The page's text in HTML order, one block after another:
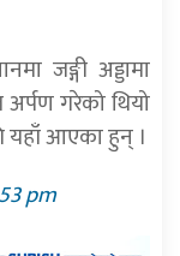
जङ्गी अड्डामा
गरेको थियो
यहाँ आएका हुन् ।
pm